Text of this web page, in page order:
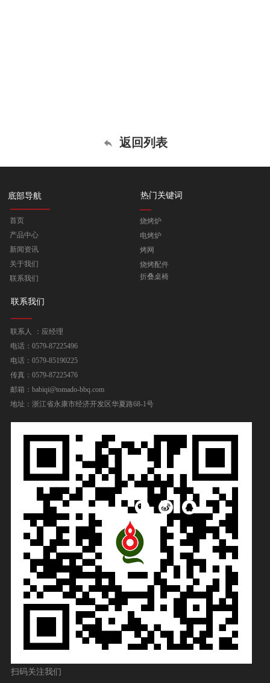
返回列表
底部导航
首页
产品中心
新闻资讯
关于我们
联系我们
热门关键词
烧烤炉
电烤炉
烤网
烧烤配件
折叠桌椅
联系我们
联系人 ：应经理
电话：0579-87225496
电话：0579-85190225
传真：0579-87225476
邮箱：babiqi@tomado-bbq.com
地址：浙江省永康市经济开发区华夏路68-1号
扫码关注我们